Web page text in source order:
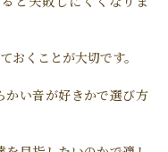
おくことが大切です。
かい音が好きかで選び方